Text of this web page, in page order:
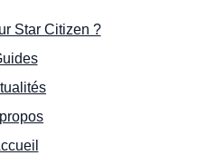
Star Citizen ?